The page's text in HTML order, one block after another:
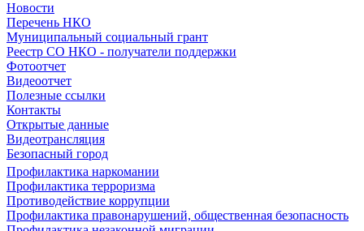
Новости
Перечень НКО
Муниципальный социальный грант
Реестр СО НКО - получатели поддержки
Фотоотчет
Видеоотчет
Полезные ссылки
Контакты
Открытые данные
Видеотрансляция
Безопасный город
Профилактика наркомании
Профилактика терроризма
Противодействие коррупции
Профилактика правонарушений, общественная безопасность